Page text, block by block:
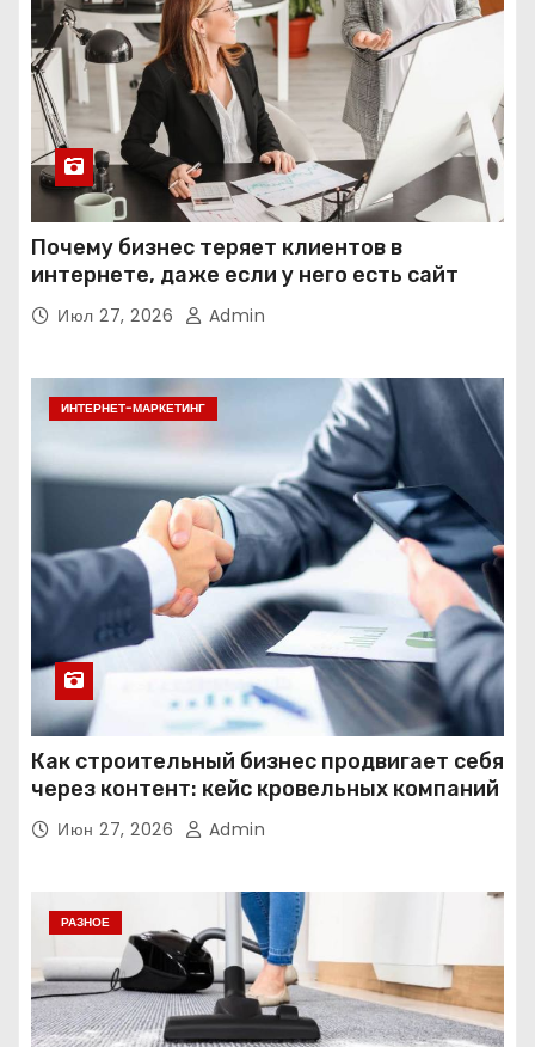
Почему бизнес теряет клиентов в
интернете, даже если у него есть сайт
Июл 27, 2026 Admin
ИНТЕРНЕТ-МАРКЕТИНГ
Как строительный бизнес продвигает себя
через контент: кейс кровельных компаний
Июн 27, 2026 Admin
РАЗНОЕ